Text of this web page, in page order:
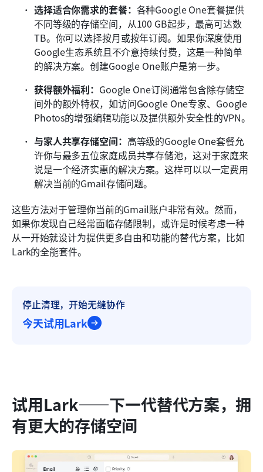
选择适合你需求的套餐： 各种Google One套餐提供
不同等级的存储空间，从100 GB起步，最高可达数
TB。你可以选择按月或按年订阅。如果你深度使用
Google生态系统且不介意持续付费，这是一种简单
的解决方案。创建Google One账户是第一步。
获得额外福利： Google One订阅通常包含除存储空
间外的额外特权，如访问Google One专家、Google
Photos的增强编辑功能以及提供额外安全性的VPN。
与家人共享存储空间： 高等级的Google One套餐允
许你与最多五位家庭成员共享存储池，这对于家庭来
说是一个经济实惠的解决方案。这样可以以一定费用
解决当前的Gmail存储问题。
这些方法对于管理你当前的Gmail账户非常有效。然而，
如果你发现自己经常面临存储限制，或许是时候考虑一种
从一开始就设计为提供更多自由和功能的替代方案，比如
Lark的全能套件。
停止清理，开始无缝协作
今天试用Lark
试用Lark——下一代替代方案，拥
有更大的存储空间